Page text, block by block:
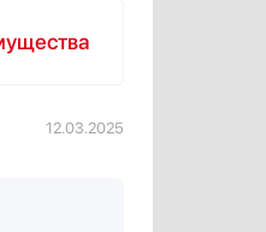
12.03.2025